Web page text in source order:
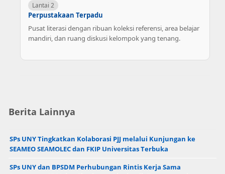
Lantai 2
Perpustakaan Terpadu
Pusat literasi dengan ribuan koleksi referensi, area belajar
mandiri, dan ruang diskusi kelompok yang tenang.
Berita Lainnya
SPs UNY Tingkatkan Kolaborasi PJJ melalui Kunjungan ke
SEAMEO SEAMOLEC dan FKIP Universitas Terbuka
SPs UNY dan BPSDM Perhubungan Rintis Kerja Sama